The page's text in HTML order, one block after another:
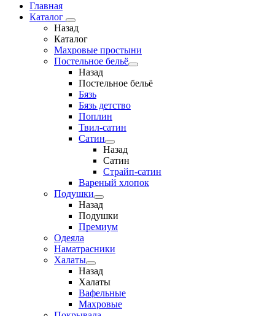
Главная
Каталог
Назад
Каталог
Махровые простыни
Постельное бельё
Назад
Постельное бельё
Бязь
Бязь детство
Поплин
Твил-сатин
Сатин
Назад
Сатин
Страйп-сатин
Вареный хлопок
Подушки
Назад
Подушки
Премиум
Одеяла
Наматрасники
Халаты
Назад
Халаты
Вафельные
Махровые